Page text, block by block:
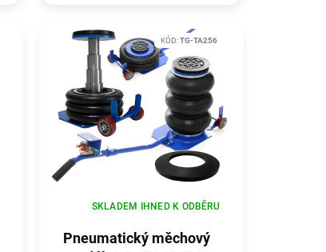
Pneumatický měchový
SKLADEM IHNED K ODBĚRU
KÓD:TG-TA256